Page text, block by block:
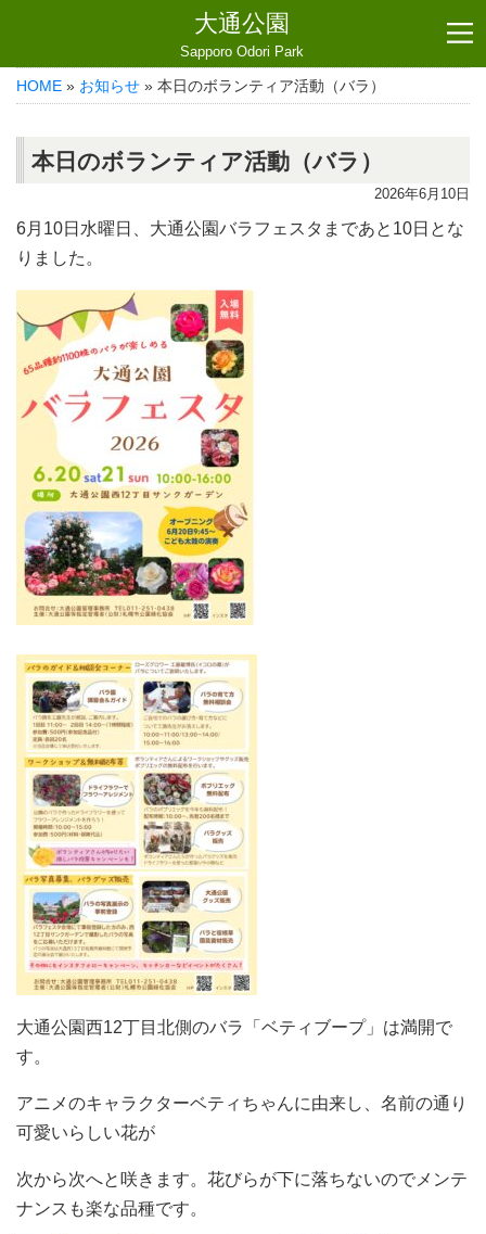
大通公園
Sapporo Odori Park
HOME » お知らせ » 本日のボランティア活動（バラ）
本日のボランティア活動（バラ）
2026年6月10日
6月10日水曜日、大通公園バラフェスタまであと10日とな
りました。
大通公園西12丁目北側のバラ「ベティブープ」は満開で
す。
アニメのキャラクターベティちゃんに由来し、名前の通り
可愛いらしい花が
次から次へと咲きます。花びらが下に落ちないのでメンテ
ナンスも楽な品種です。